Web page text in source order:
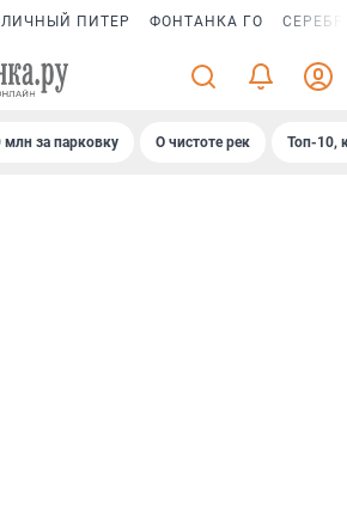
ПИТЕР ФОНТАНКА ГО
млн за парковку О чистоте рек Топ-10,